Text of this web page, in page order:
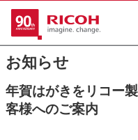
お知らせ
年賀はがきをリコー
客様へのご案内